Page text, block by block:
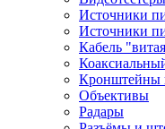
Источники
Источники
Кабель
Кронштейны
Объективы
Радары